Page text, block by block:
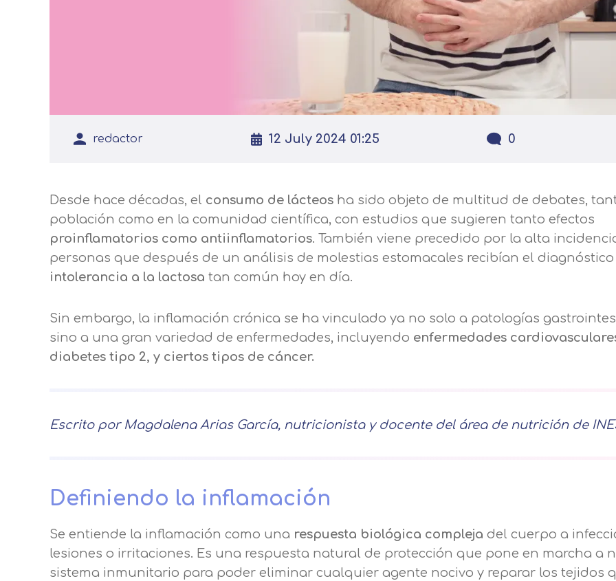
redactor 12 July 2024 01:25 0
Desde hace décadas, el consumo de lácteos ha sido objeto de multitud de debates,
población como en la comunidad científica, con estudios que sugieren tanto efectos
proinflamatorios como antiinflamatorios. También viene precedido por la alta
personas que después de un análisis de molestias estomacales recibían el diagnóstico
intolerancia a la lactosa tan común hoy en día.
Sin embargo, la inflamación crónica se ha vinculado ya no solo a patologías
sino a una gran variedad de enfermedades, incluyendo enfermedades
diabetes tipo 2, y ciertos tipos de cáncer.
Escrito por Magdalena Arias García, nutricionista y docente del área de nutrición de
Definiendo la inflamación
Se entiende la inflamación como una respuesta biológica compleja del cuerpo a
lesiones o irritaciones. Es una respuesta natural de protección que pone en marcha a
sistema inmunitario para poder eliminar cualquier agente nocivo y reparar los tejidos